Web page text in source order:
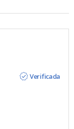
Verificada